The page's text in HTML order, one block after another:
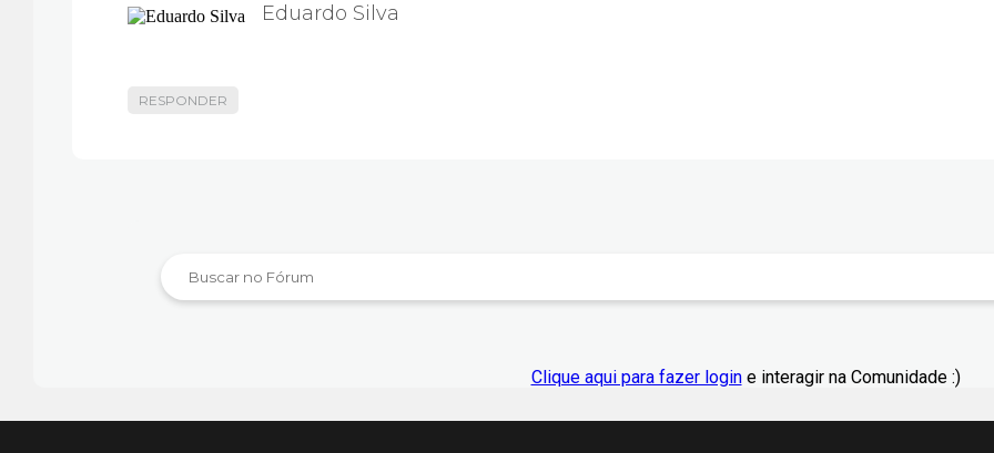
Eduardo Silva
RESPONDER
Clique aqui para fazer logine interagir na Comunidade :)